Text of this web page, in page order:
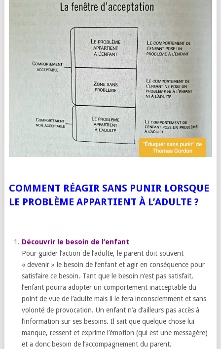
COMMENT RÉAGIR SANS PUNIR LORSQUE
LE PROBLÈME APPARTIENT À L’ADULTE ?
Découvrir le besoin de l’enfant
Pour guider l’action de l’adulte, le parent doit souvent
« devenir » le besoin de l’enfant et agir en conséquence pour
satisfaire ce besoin. Tant que le besoin n’est pas satisfait,
l’enfant pourra adopter un comportement inacceptable du
point de vue de l’adulte mais il le fera inconsciemment et sans
volonté de provocation. Un enfant n’a d’ailleurs pas accès à
l’information sur ses besoins. Il sait que quelque chose lui
manque, ressent et exprime l’émotion (qui est une messagère)
et a donc besoin de l’accompagnement du parent.